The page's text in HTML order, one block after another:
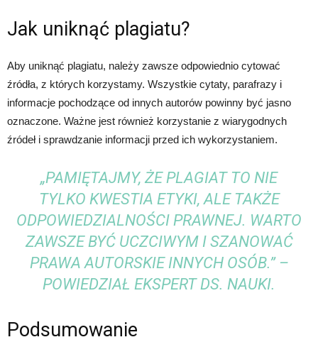
Jak uniknąć plagiatu?
Aby uniknąć plagiatu, należy zawsze odpowiednio cytować
źródła, z których korzystamy. Wszystkie cytaty, parafrazy i
informacje pochodzące od innych autorów powinny być jasno
oznaczone. Ważne jest również korzystanie z wiarygodnych
źródeł i sprawdzanie informacji przed ich wykorzystaniem.
„PAMIĘTAJMY, ŻE PLAGIAT TO NIE
TYLKO KWESTIA ETYKI, ALE TAKŻE
ODPOWIEDZIALNOŚCI PRAWNEJ. WARTO
ZAWSZE BYĆ UCZCIWYM I SZANOWAĆ
PRAWA AUTORSKIE INNYCH OSÓB.” –
POWIEDZIAŁ EKSPERT DS. NAUKI.
Podsumowanie